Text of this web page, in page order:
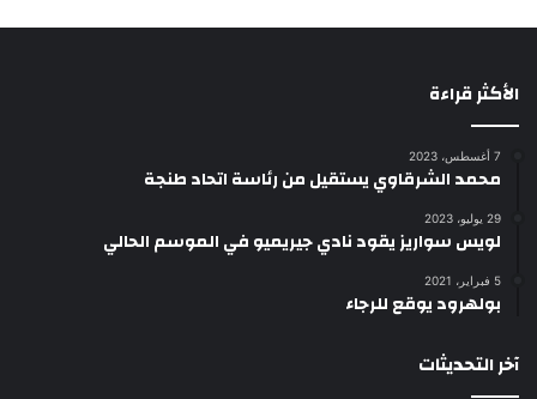
الأكثر قراءة
7 أغسطس، 2023
محمد الشرقاوي يستقيل من رئاسة اتحاد طنجة
29 يوليو، 2023
لويس سواريز يقود نادي جيريميو في الموسم الحالي
5 فبراير، 2021
بولهرود يوقع للرجاء
آخر التحديثات